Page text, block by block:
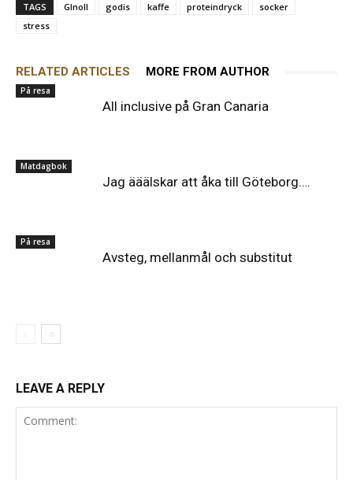
TAGS GInoll godis kaffe proteindryck
socker
stress
RELATED ARTICLES MORE FROM AUTHOR
På resa
All inclusive på Gran Canaria
Matdagbok
Jag ääälskar att åka till Göteborg….
På resa
Avsteg, mellanmål och substitut
LEAVE A REPLY